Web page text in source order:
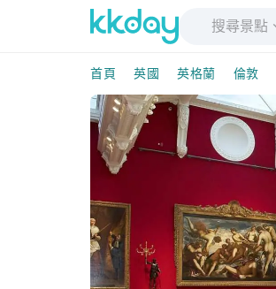
首頁 英國 英格蘭 倫敦